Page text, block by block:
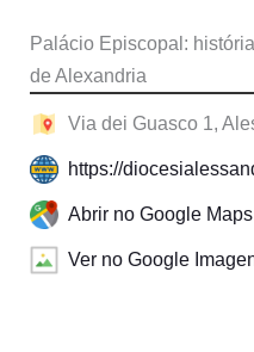
Palácio Episcopal:
de Alexandria
Via dei Guasco 1,
https://
Abrir no Google Maps
Ver no Google